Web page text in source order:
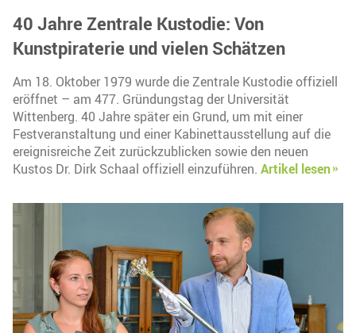
40 Jahre Zentrale Kustodie: Von
Kunstpiraterie und vielen Schätzen
Am 18. Oktober 1979 wurde die Zentrale Kustodie offiziell
eröffnet – am 477. Gründungstag der Universität
Wittenberg. 40 Jahre später ein Grund, um mit einer
Festveranstaltung und einer Kabinettausstellung auf die
ereignisreiche Zeit zurückzublicken sowie den neuen
Kustos Dr. Dirk Schaal offiziell einzuführen. Artikel lesen